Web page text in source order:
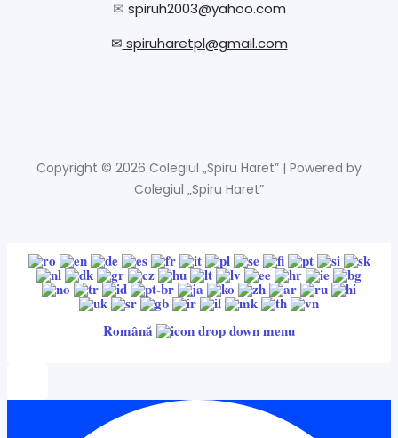
✉ spiruh2003@yahoo.com
✉ spiruharetpl@gmail.com
Copyright © 2026 Colegiul „Spiru Haret” | Powered by
Colegiul „Spiru Haret”
Română